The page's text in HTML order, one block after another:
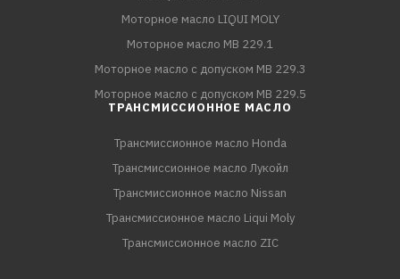
Моторное масло LIQUI MOLY
Моторное масло MB 229.1
Моторное масло с допуском MB 229.3
Моторное масло с допуском MB 229.5
ТРАНСМИССИОННОЕ МАСЛО
Трансмиссионное масло Honda
Трансмиссионное масло Лукойл
Трансмиссионное масло Nissan
Трансмиссионное масло Liqui Moly
Трансмиссионное масло ZIC